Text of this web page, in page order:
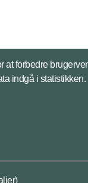
at forbedre
indgå i statistikken.